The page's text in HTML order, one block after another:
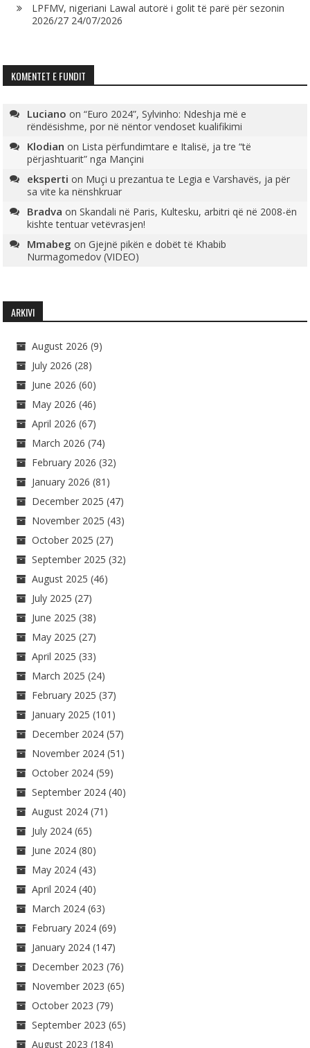
LPFMV, nigeriani Lawal autorë i golit të parë për sezonin
2026/27 24/07/2026
KOMENTET E FUNDIT
Luciano on“Euro 2024”, Sylvinho: Ndeshja më e
rëndësishme, por në nëntor vendoset kualifikimi
Klodian on Lista përfundimtare e Italisë, ja tre “të
përjashtuarit” nga Mançini
eksperti on Muçi u prezantua te Legia e Varshavës, ja për
sa vite ka nënshkruar
Bradva onSkandali në Paris, Kultesku, arbitri që në 2008-ën
kishte tentuar vetëvrasjen!
Mmabeg onGjejnë pikën e dobët të Khabib
Nurmagomedov (VIDEO)
ARKIVI
August 2026 (9)
July 2026 (28)
June 2026 (60)
May 2026 (46)
April 2026 (67)
March 2026 (74)
February 2026 (32)
January 2026 (81)
December 2025 (47)
November 2025 (43)
October 2025 (27)
September 2025 (32)
August 2025 (46)
July 2025 (27)
June 2025 (38)
May 2025 (27)
April 2025 (33)
March 2025 (24)
February 2025 (37)
January 2025 (101)
December 2024 (57)
November 2024 (51)
October 2024 (59)
September 2024 (40)
August 2024 (71)
July 2024 (65)
June 2024 (80)
May 2024 (43)
April 2024 (40)
March 2024 (63)
February 2024 (69)
January 2024 (147)
December 2023 (76)
November 2023 (65)
October 2023 (79)
September 2023 (65)
August 2023 (184)